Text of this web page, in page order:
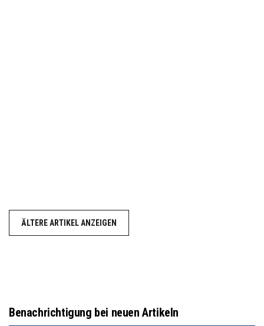
ÄLTERE ARTIKEL ANZEIGEN
Benachrichtigung bei neuen Artikeln